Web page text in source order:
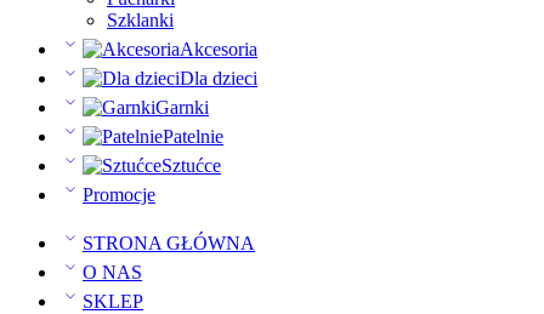
Szklanki
Akcesoria
Dla dzieci
Garnki
Patelnie
Sztućce
Promocje
STRONA GŁÓWNA
O NAS
SKLEP